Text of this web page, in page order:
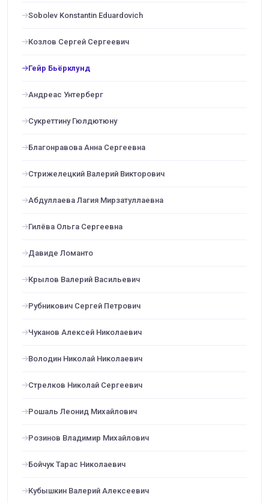
Sobolev Konstantin Eduardovich
Козлов Сергей Сергеевич
Гейр Бьёрклунд
Андреас Унтерберг
Сукреттину Гюлдютюну
Благонравова Анна Сергеевна
Стрижелецкий Валерий Викторович
Абдуллаева Лагия Мирзатуллаевна
Гилёва Ольга Сергеевна
Давиде Ломанто
Крылов Валерий Васильевич
Рубникович Сергей Петрович
Чуканов Алексей Николаевич
Володин Николай Николаевич
Стрелков Николай Сергеевич
Рошаль Леонид Михайлович
Розинов Владимир Михайлович
Бойчук Тарас Николаевич
Кубышкин Валерий Алексеевич